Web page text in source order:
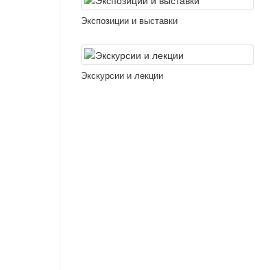
Экспозиции и выставки
Экскурсии и лекции